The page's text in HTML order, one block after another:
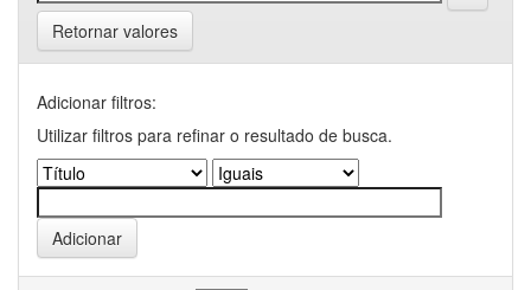
Retornar valores
Adicionar filtros:
Utilizar filtros para refinar o resultado de busca.